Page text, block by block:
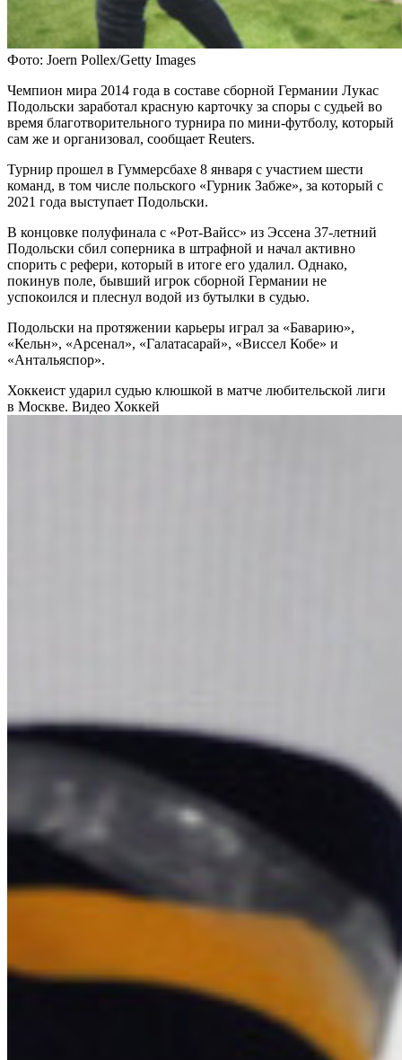
Фото: Joern Pollex/Getty Images
Чемпион мира 2014 года в составе сборной Германии Лукас
Подольски заработал красную карточку за споры с судьей во
время благотворительного турнира по мини-футболу, который
сам же и организовал, сообщает Reuters.
Турнир прошел в Гуммерсбахе 8 января с участием шести
команд, в том числе польского «Гурник Забже», за который с
2021 года выступает Подольски.
В концовке полуфинала с «Рот-Вайсс» из Эссена 37-летний
Подольски сбил соперника в штрафной и начал активно
спорить с рефери, который в итоге его удалил. Однако,
покинув поле, бывший игрок сборной Германии не
успокоился и плеснул водой из бутылки в судью.
Подольски на протяжении карьеры играл за «Баварию»,
«Кельн», «Арсенал», «Галатасарай», «Виссел Кобе» и
«Антальяспор».
Хоккеист ударил судью клюшкой в матче любительской лиги
в Москве. Видео Хоккей